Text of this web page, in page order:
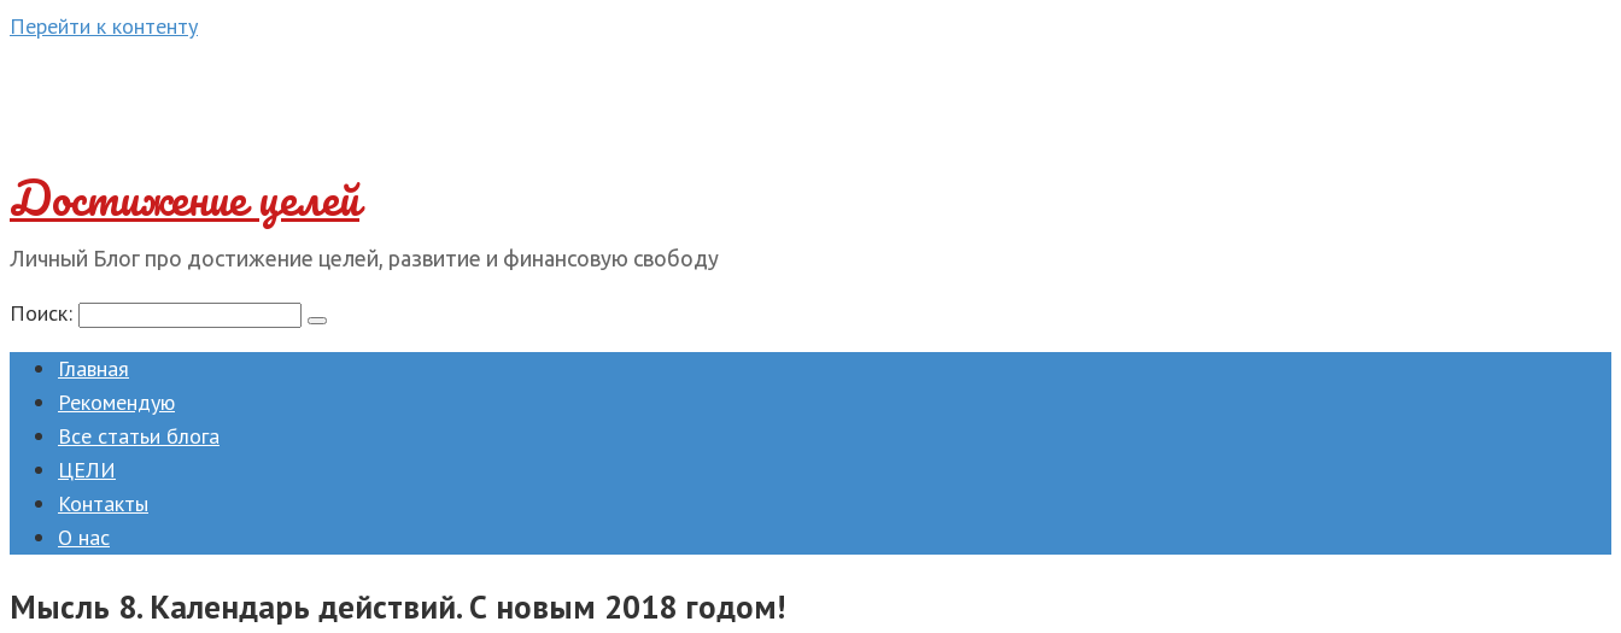
Перейти к контенту
Достижение целей
Личный Блог про достижение целей, развитие и финансовую свободу
Поиск:
Главная
Рекомендую
Все статьи блога
ЦЕЛИ
Контакты
О нас
Мысль 8. Календарь действий. С новым 2018 годом!